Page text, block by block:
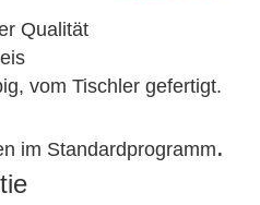
Qualität
vom Tischler gefertigt.
im Standardprogramm.